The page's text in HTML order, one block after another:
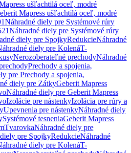
ušľachtilá oceľ, modré
Mapress ušľachtilá oceľ, modré
Náhradné diely pre Systémové rúry
Náhradné diely pre Systémové rúry
diely pre SpojkyRedukcieNáhradné
diely pre KolenáT-
Nerozoberateľné prechodyNáhradné
Prechody a spojenia,
pre Prechody a spojenia,
diely pre ZátkyGeberit Mapress
Náhradné diely pre Geberit Mapress
Izolácie pre nástenkyIzolácia pre rúry a
Upevnenia pre nástenkyNáhradné diely
Systémové tesneniaGeberit Mapress
TvarovkaNáhradné diely pre
pre SpojkyRedukcieNáhradné
diely pre KolenáT-